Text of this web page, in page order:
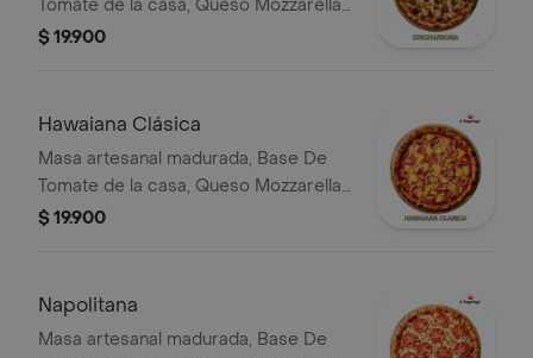
Tomate de la casa, Queso Mozzarella,
Chicharron Carnudo y Platano
$ 19.900
Hawaiana Clásica
Masa artesanal madurada, Base De
Tomate de la casa, Queso Mozzarella,
Jamón y Piña.
$ 19.900
Napolitana
Masa artesanal madurada, Base De